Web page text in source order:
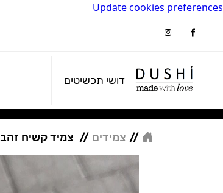
Update cookies preferences
facebook
דושי תכשיטים
// צמידים // צמיד קשיח זהב